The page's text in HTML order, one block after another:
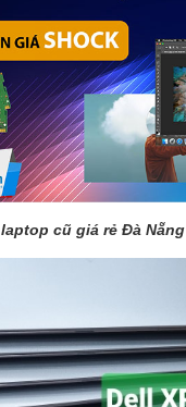
laptop cũ giá rẻ Đà Nẵng